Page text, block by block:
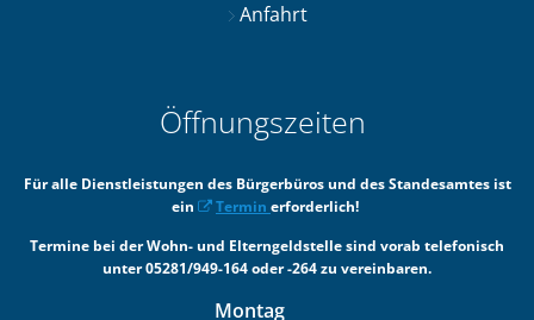
Anfahrt
Öffnungszeiten
Für alle Dienstleistungen des Bürgerbüros und des Standesamtes ist
ein
Termin erforderlich!
Termine bei der Wohn- und Elterngeldstelle sind vorab telefonisch
unter 05281/949-164 oder -264 zu vereinbaren.
Montag